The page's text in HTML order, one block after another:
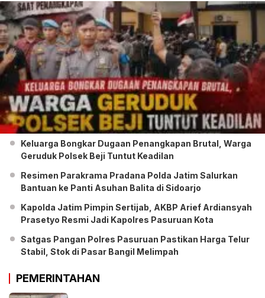
Keluarga Bongkar Dugaan Penangkapan Brutal, Warga
Geruduk Polsek Beji Tuntut Keadilan
Resimen Parakrama Pradana Polda Jatim Salurkan
Bantuan ke Panti Asuhan Balita di Sidoarjo
Kapolda Jatim Pimpin Sertijab, AKBP Arief Ardiansyah
Prasetyo Resmi Jadi Kapolres Pasuruan Kota
Satgas Pangan Polres Pasuruan Pastikan Harga Telur
Stabil, Stok di Pasar Bangil Melimpah
PEMERINTAHAN